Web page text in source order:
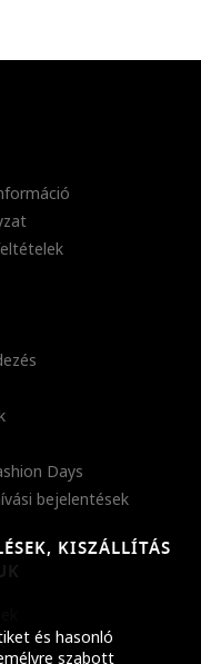
és hasonló
szabott
Days
bejelentések
KISZÁLLÍTÁS